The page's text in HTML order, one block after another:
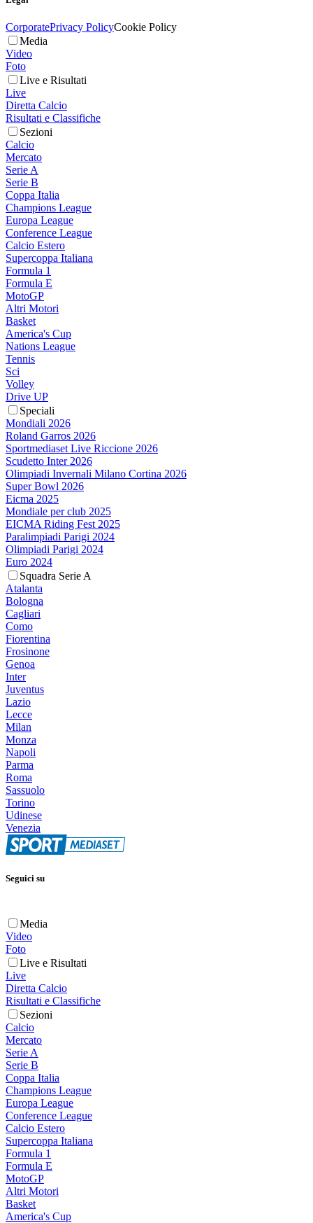
CorporatePrivacy PolicyCookie Policy
Media
Video
Foto
Live e Risultati
Live
Diretta Calcio
Risultati e Classifiche
Sezioni
Calcio
Mercato
Serie A
Serie B
Coppa Italia
Champions League
Europa League
Conference League
Calcio Estero
Supercoppa Italiana
Formula 1
Formula E
MotoGP
Altri Motori
Basket
America's Cup
Nations League
Tennis
Sci
Volley
Drive UP
Speciali
Mondiali 2026
Roland Garros 2026
Sportmediaset Live Riccione 2026
Scudetto Inter 2026
Olimpiadi Invernali Milano Cortina 2026
Super Bowl 2026
Eicma 2025
Mondiale per club 2025
EICMA Riding Fest 2025
Paralimpiadi Parigi 2024
Olimpiadi Parigi 2024
Euro 2024
Squadra Serie A
Atalanta
Bologna
Cagliari
Como
Fiorentina
Frosinone
Genoa
Inter
Juventus
Lazio
Lecce
Milan
Monza
Napoli
Parma
Roma
Sassuolo
Torino
Udinese
Venezia
Seguici su
Media
Video
Foto
Live e Risultati
Live
Diretta Calcio
Risultati e Classifiche
Sezioni
Calcio
Mercato
Serie A
Serie B
Coppa Italia
Champions League
Europa League
Conference League
Calcio Estero
Supercoppa Italiana
Formula 1
Formula E
MotoGP
Altri Motori
Basket
America's Cup